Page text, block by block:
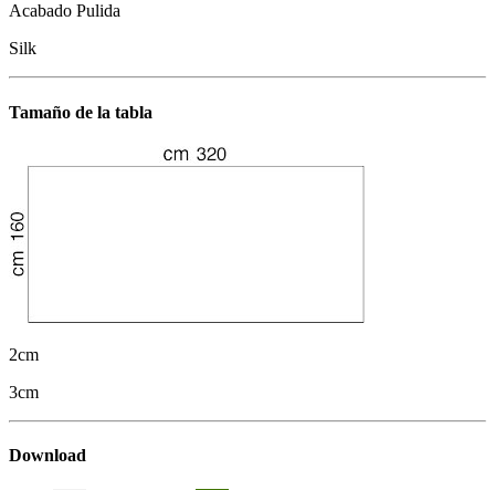
Acabado Pulida
Silk
Tamaño de la tabla
2cm
3cm
Download